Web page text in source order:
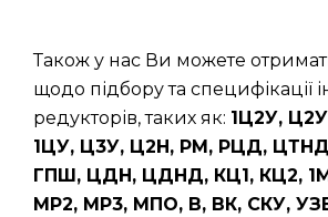
Також у нас Ви можете
щодо підбору та специфікації
редукторів, таких як: 1Ц2У,
1ЦУ, Ц3У, Ц2Н, РМ, РЦД,
ГПШ, ЦДН, ЦДНД, КЦ1, КЦ2,
МР2, МР3, МПО, В, ВК, СКУ,